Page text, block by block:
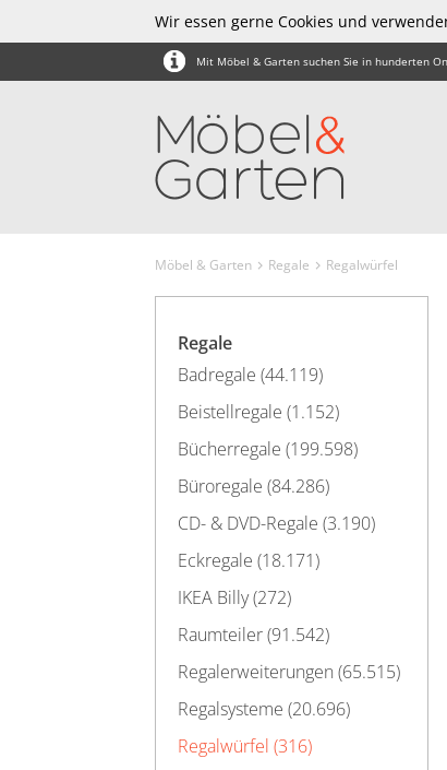
Wir essen gerne Cookies und
Mit Möbel & Garten suchen Sie in hunderten
Möbel & Garten Regale Regalwürfel
Regale
Badregale (44.119)
Beistellregale (1.152)
Bücherregale (199.598)
Büroregale (84.286)
CD- & DVD-Regale (3.190)
Eckregale (18.171)
IKEA Billy (272)
Raumteiler (91.542)
Regalerweiterungen (65.515)
Regalsysteme (20.696)
Regalwürfel (316)